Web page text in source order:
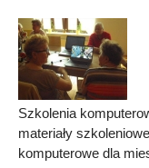
Szkolenia
materiały
komputerowe dla